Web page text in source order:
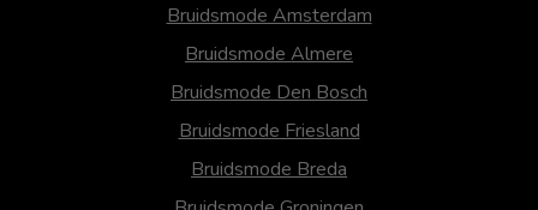
Bruidsmode Amsterdam
Bruidsmode Almere
Bruidsmode Den Bosch
Bruidsmode Friesland
Bruidsmode Breda